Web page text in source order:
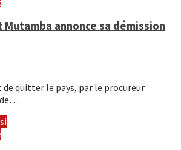
Mutamba annonce sa démission
quitter le pays, par le procureur
de…